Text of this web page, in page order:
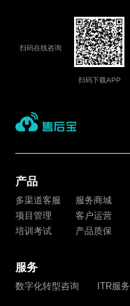
扫码在线咨询
扫码下载APP
产品
多渠道客服 服务商城
项目管理
客户运营
培训考试
产品质保
服务
数字化转型咨询 ITR服务